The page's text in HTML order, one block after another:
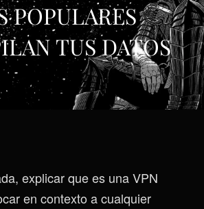
POPULARES
TUS DATOS
explicar que es una VPN
en contexto a cualquier